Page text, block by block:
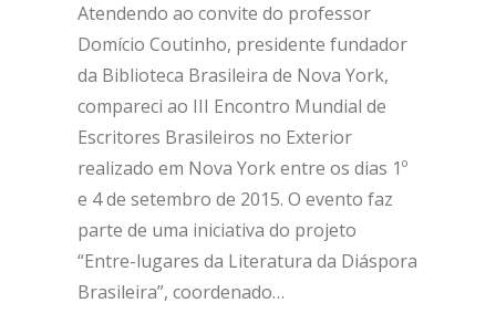
Atendendo ao convite do professor
Domício Coutinho, presidente fundador
da Biblioteca Brasileira de Nova York,
compareci ao III Encontro Mundial de
Escritores Brasileiros no Exterior
realizado em Nova York entre os dias 1º
e 4 de setembro de 2015. O evento faz
parte de uma iniciativa do projeto
“Entre-lugares da Literatura da Diáspora
Brasileira”, coordenado…